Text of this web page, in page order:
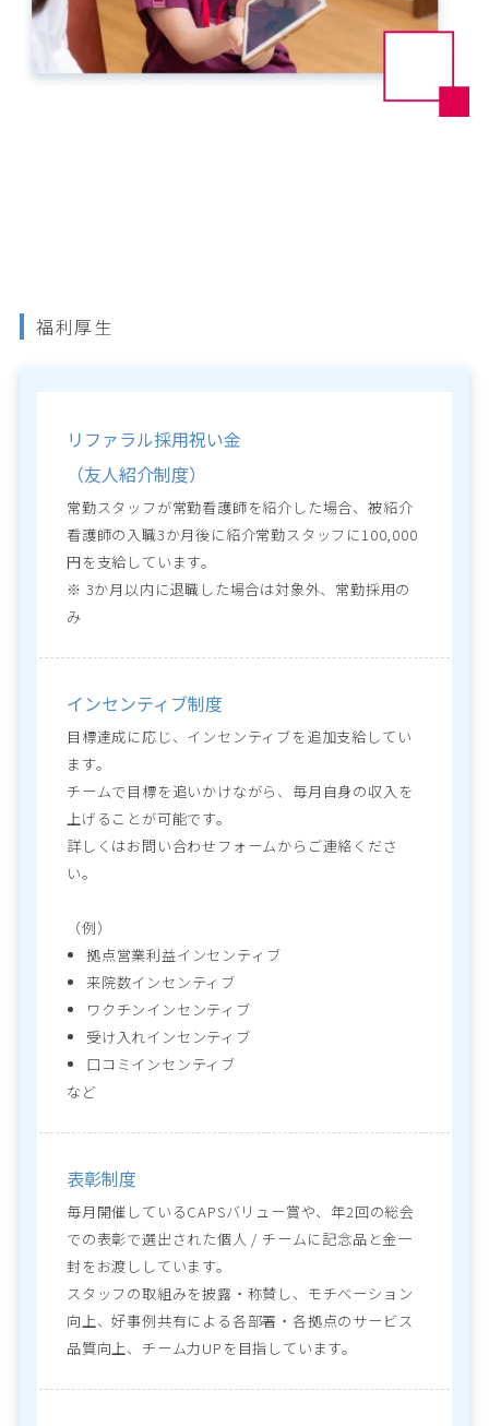
福利厚生
リファラル採用祝い金
（友人紹介制度）
常勤スタッフが常勤看護師を紹介した場合、被紹介
看護師の入職3か月後に紹介常勤スタッフに100,000
円を支給しています。
※ 3か月以内に退職した場合は対象外、常勤採用の
み
インセンティブ制度
目標達成に応じ、インセンティブを追加支給してい
ます。
チームで目標を追いかけながら、毎月自身の収入を
上げることが可能です。
詳しくはお問い合わせフォームからご連絡くださ
い。
（例）
拠点営業利益インセンティブ
来院数インセンティブ
ワクチンインセンティブ
受け入れインセンティブ
口コミインセンティブ
など
表彰制度
毎月開催しているCAPSバリュー賞や、年2回の総会
での表彰で選出された個人 / チームに記念品と金一
封をお渡ししています。
スタッフの取組みを披露・称賛し、モチベーション
向上、好事例共有による各部署・各拠点のサービス
品質向上、チーム力UPを目指しています。